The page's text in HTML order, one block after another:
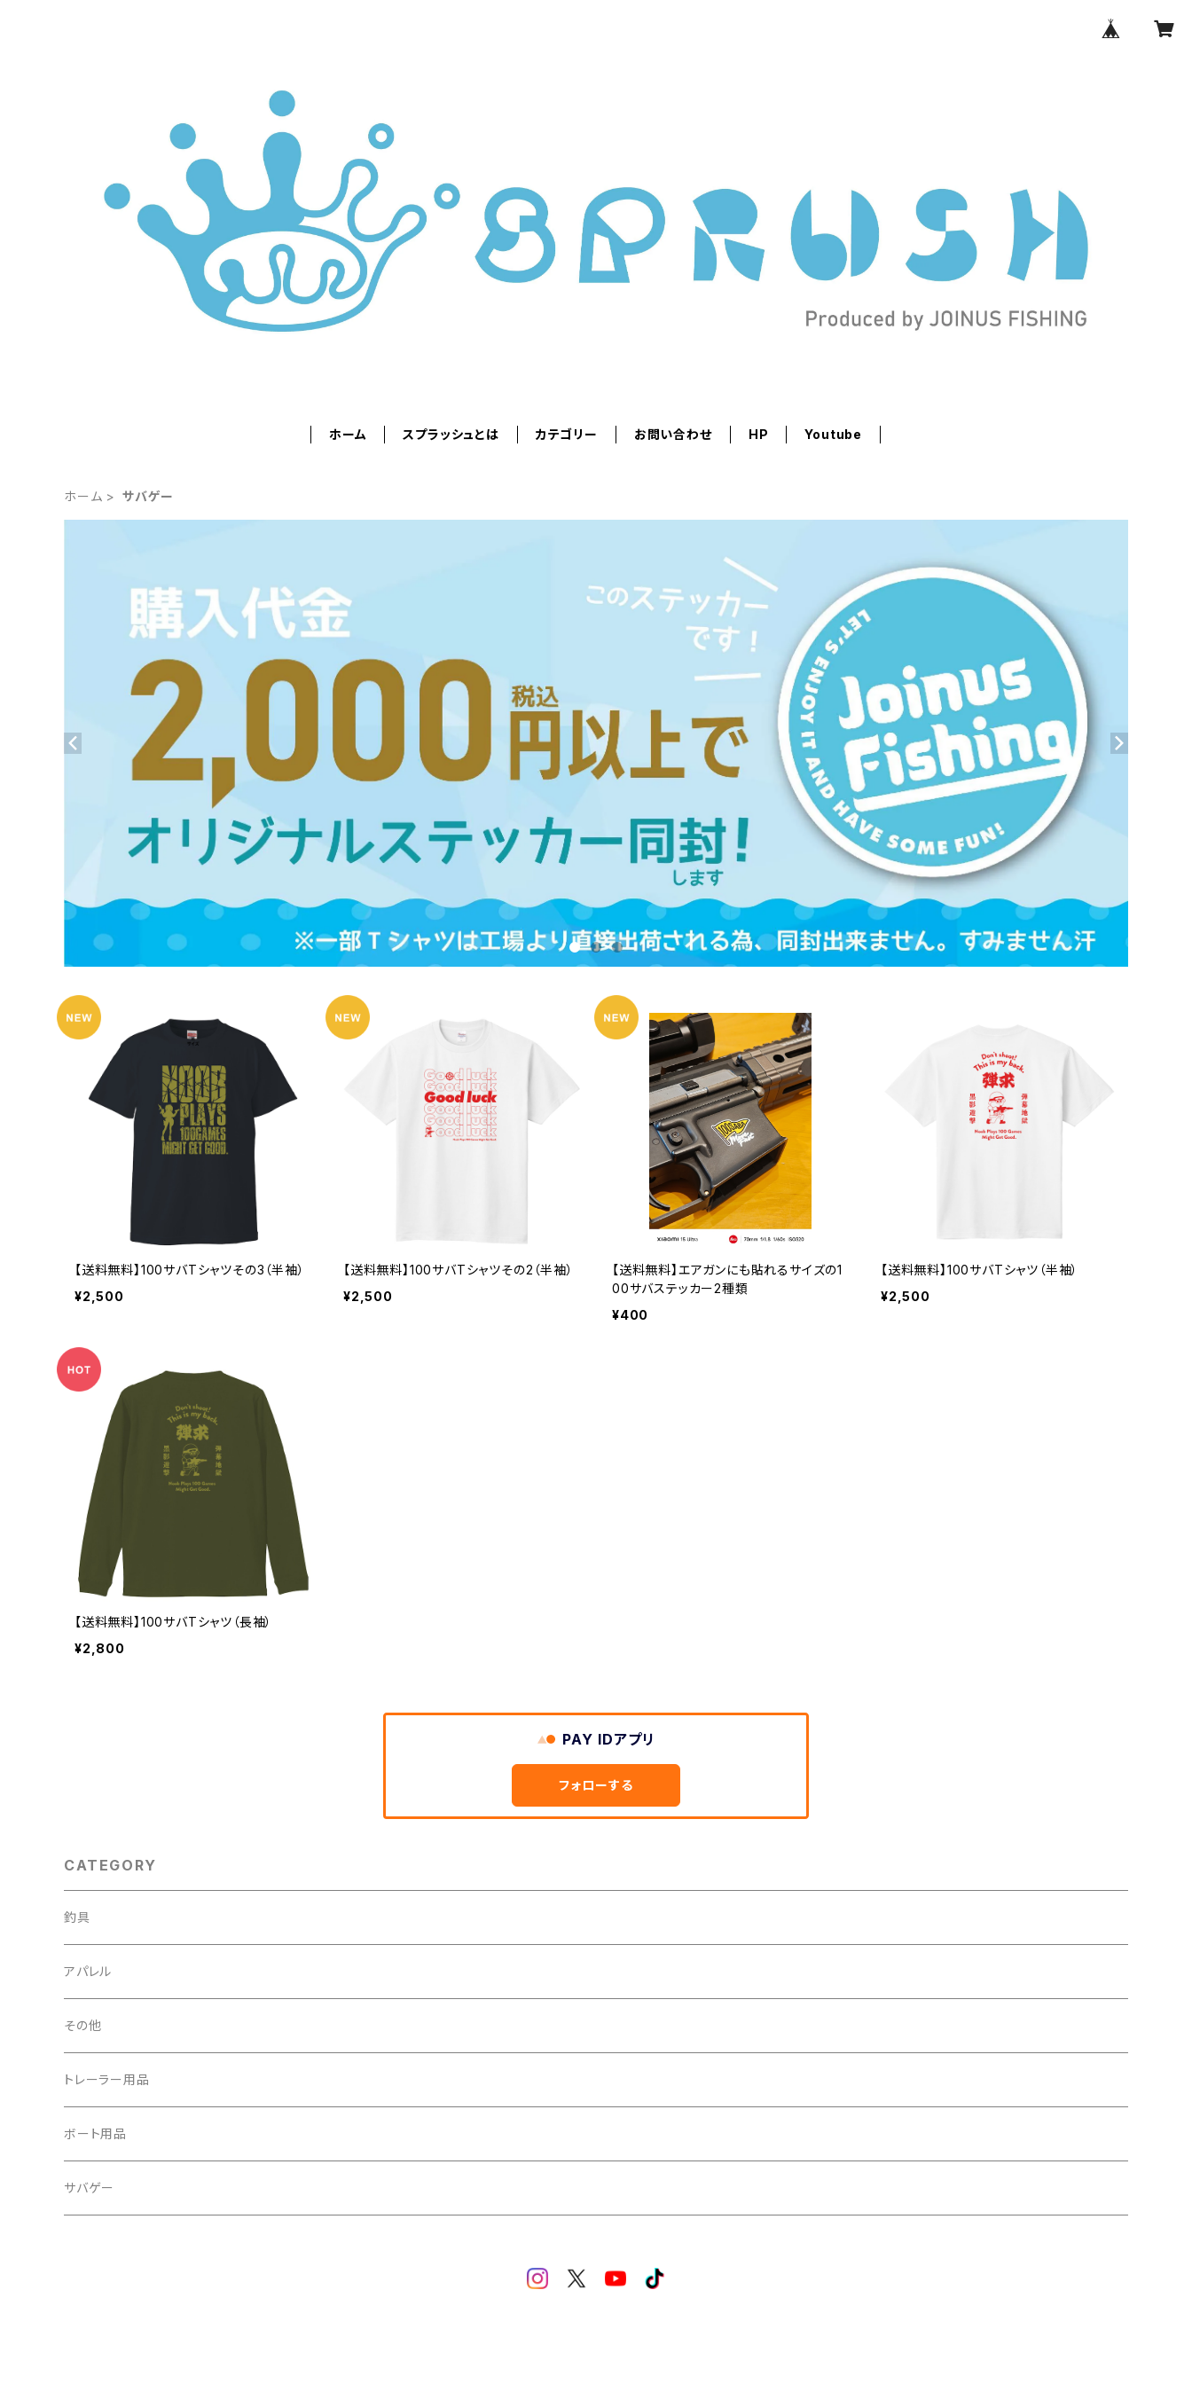
ホーム スプラッシュとは カテゴリー お問い合わせ HP Youtube
ホーム サバゲー
【送料無料】100サバTシャツその3（半袖）
¥2,500
【送料無料】100サバTシャツその2（半袖）
¥2,500
【送料無料】エアガンにも貼れるサイズの1
00サバステッカー2種類
¥400
【送料無料】100サバTシャツ（半袖）
¥2,500
【送料無料】100サバTシャツ（長袖）
¥2,800
PAY IDアプリ
フォローする
CATEGORY
釣具
アパレル
その他
トレーラー用品
ボート用品
サバゲー